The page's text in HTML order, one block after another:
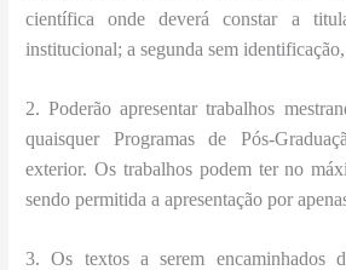
científica onde deverá constar a
institucional; a segunda sem
2. Poderão apresentar trabalhos
quaisquer Programas de Pós-
exterior. Os trabalhos podem ter no
sendo permitida a apresentação por
3. Os textos a serem encaminhados